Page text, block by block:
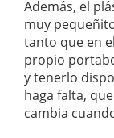
Además, el
muy
tanto que en
propio
y tenerlo
haga falta,
cambia